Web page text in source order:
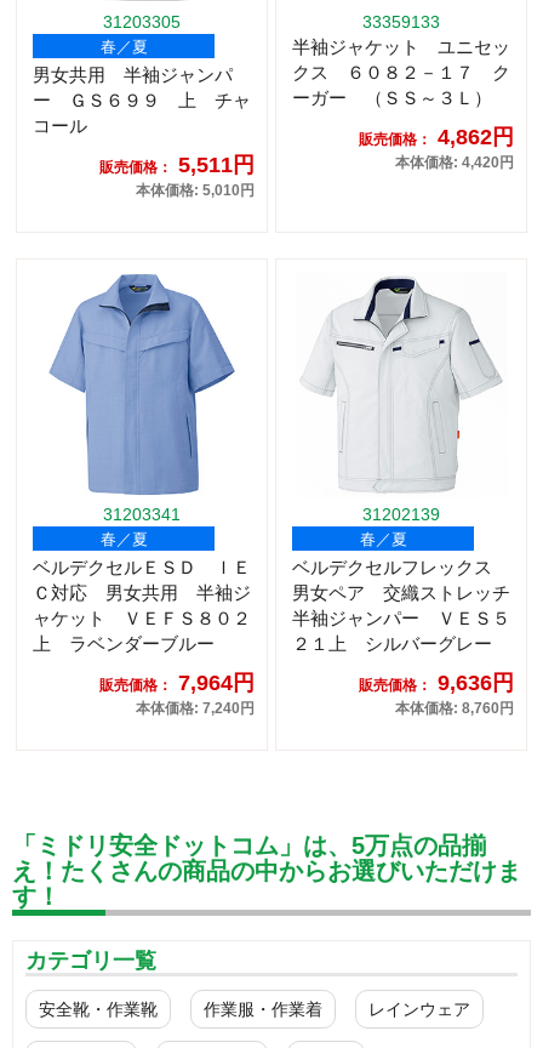
31203305
春／夏
男女共用 半袖ジャンパ
ー ＧＳ６９９ 上 チャ
コール
販売価格： 5,511円
本体価格: 5,010円
33359133
半袖ジャケット ユニセッ
クス ６０８２－１７ ク
ーガー （ＳＳ～３Ｌ）
販売価格： 4,862円
本体価格: 4,420円
31203341
春／夏
ベルデクセルＥＳＤ ＩＥ
Ｃ対応 男女共用 半袖ジ
ャケット ＶＥＦＳ８０２
上 ラベンダーブルー
販売価格： 7,964円
本体価格: 7,240円
31202139
春／夏
ベルデクセルフレックス
男女ペア 交織ストレッチ
半袖ジャンパー ＶＥＳ５
２１上 シルバーグレー
販売価格： 9,636円
本体価格: 8,760円
「ミドリ安全ドットコム」は、5万点の品揃
え！たくさんの商品の中からお選びいただけま
す！
カテゴリ一覧
安全靴・作業靴 作業服・作業着 レインウェア